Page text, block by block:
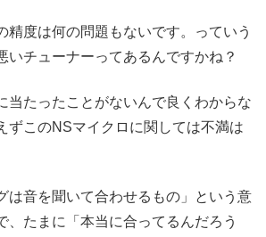
精度は何の問題もないです。っていう
いチューナーってあるんですかね？
当たったことがないんで良くわからな
ずこのNSマイクロに関しては不満は
は音を聞いて合わせるもの」という意
、たまに「本当に合ってるんだろう